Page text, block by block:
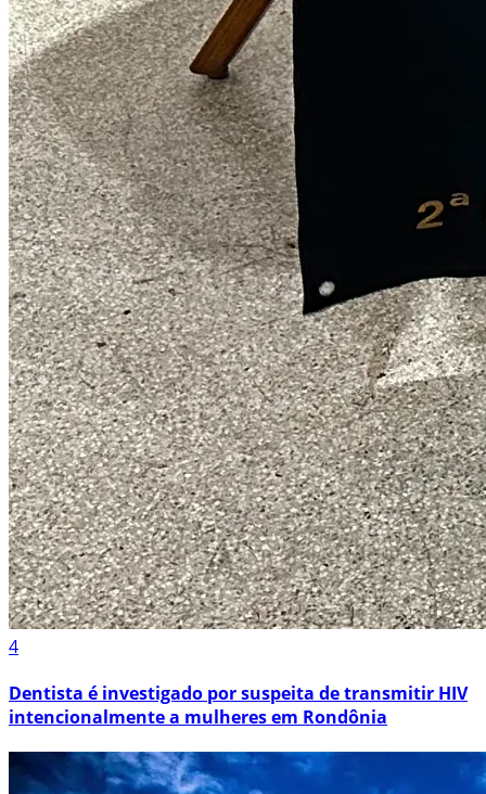
4
Dentista é investigado por suspeita de transmitir HIV
intencionalmente a mulheres em Rondônia